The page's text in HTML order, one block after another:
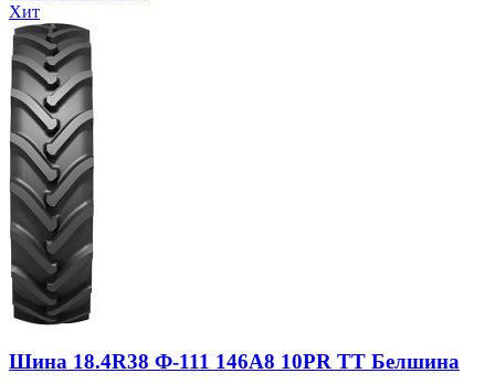
Хит
Шина 18.4R38 Ф-111 146A8 10PR TT Белшина